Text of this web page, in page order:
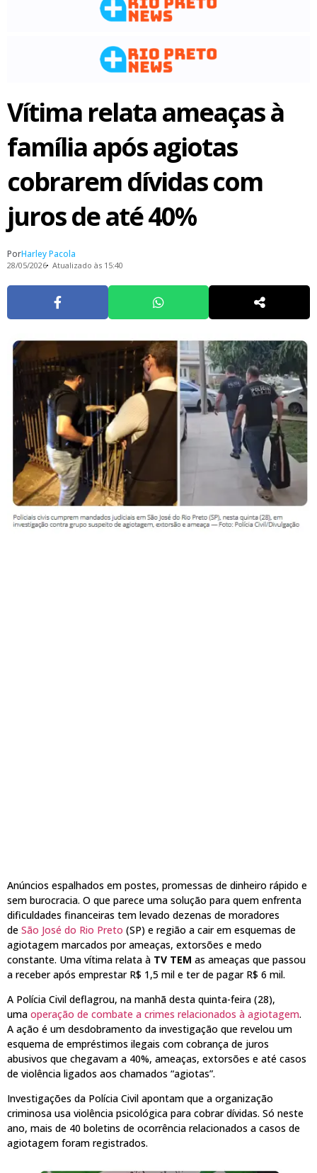
Vítima relata ameaças à
família após agiotas
cobrarem dívidas com
juros de até 40%
PorHarley Pacola
28/05/2026 Atualizado às 15:40
Anúncios espalhados em postes, promessas de dinheiro rápido e
sem burocracia. O que parece uma solução para quem enfrenta
dificuldades financeiras tem levado dezenas de moradores
de São José do Rio Preto (SP) e região a cair em esquemas de
agiotagem marcados por ameaças, extorsões e medo
constante. Uma vítima relata à TV TEM as ameaças que passou
a receber após emprestar R$ 1,5 mil e ter de pagar R$ 6 mil.
A Polícia Civil deflagrou, na manhã desta quinta-feira (28),
uma operação de combate a crimes relacionados à agiotagem.
A ação é um desdobramento da investigação que revelou um
esquema de empréstimos ilegais com cobrança de juros
abusivos que chegavam a 40%, ameaças, extorsões e até casos
de violência ligados aos chamados “agiotas”.
Investigações da Polícia Civil apontam que a organização
criminosa usa violência psicológica para cobrar dívidas. Só neste
ano, mais de 40 boletins de ocorrência relacionados a casos de
agiotagem foram registrados.